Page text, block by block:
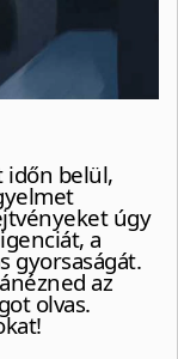
időn belül,
úgy
a
gyorsaságát.
az
olvas.